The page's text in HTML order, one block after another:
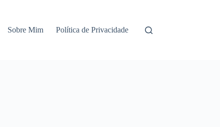
Sobre Mim Política de Privacidade